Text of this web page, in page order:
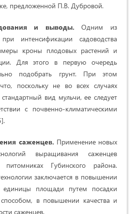
предложенной П.В. Дубровой.
и выводы. Одним из
интенсификации садоводства
кроны плодовых растений и
Для этого в первую очередь
подобрать грунт. При этом
поскольку не во всех случаях
вид мульчи, ее следует
с почвенно-климатическими
саженцев. Применение новых
выращивания саженцев
питомниках Губинского района.
заключается в повышении
площади путем посадки
в повышении качества и
саженцев.